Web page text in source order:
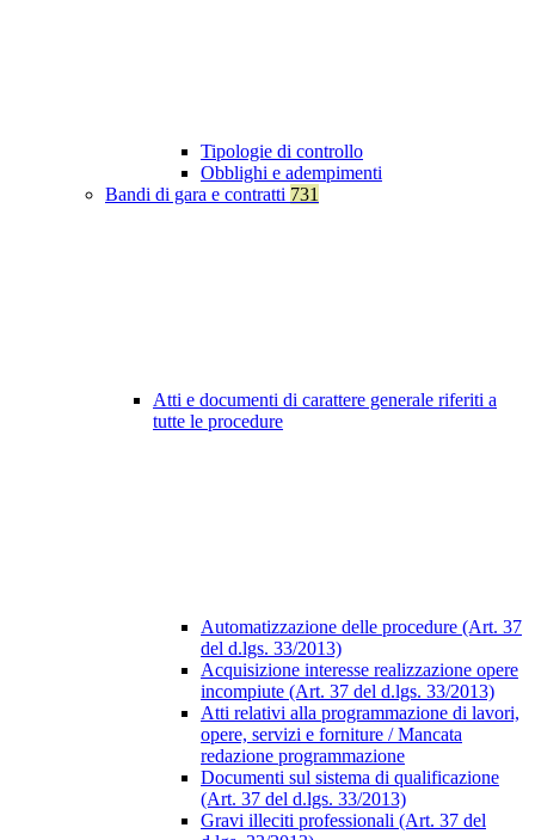
Tipologie di controllo
Obblighi e adempimenti
Bandi di gara e contratti 731
Atti e documenti di carattere generale riferiti a
tutte le procedure
Automatizzazione delle procedure (Art. 37
del d.lgs. 33/2013)
Acquisizione interesse realizzazione opere
incompiute (Art. 37 del d.lgs. 33/2013)
Atti relativi alla programmazione di lavori,
opere, servizi e forniture / Mancata
redazione programmazione
Documenti sul sistema di qualificazione
(Art. 37 del d.lgs. 33/2013)
Gravi illeciti professionali (Art. 37 del